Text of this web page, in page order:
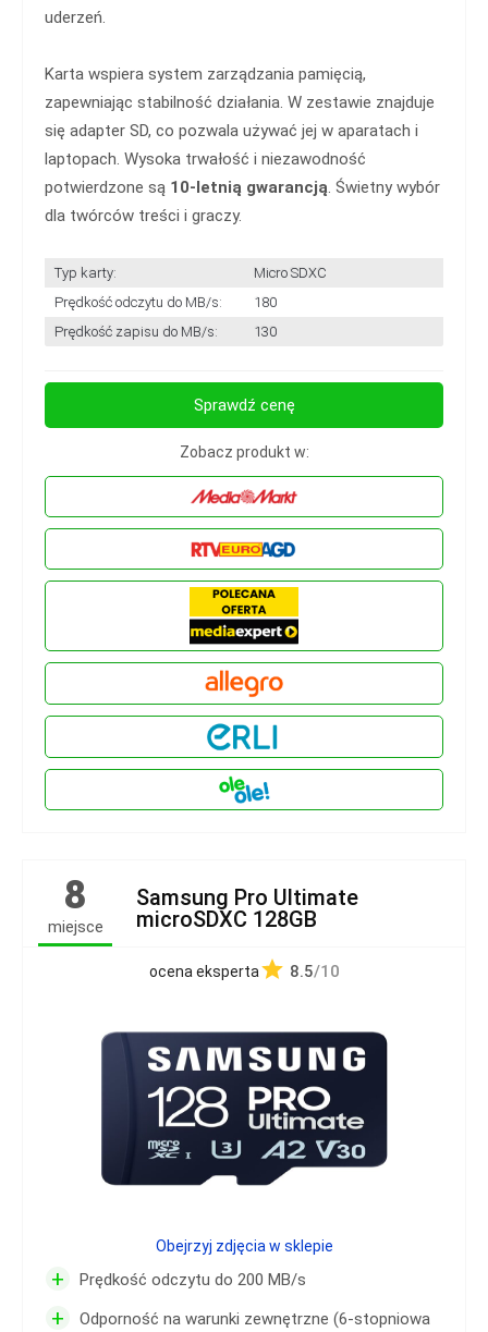
uderzeń.
Karta wspiera system zarządzania pamięcią,
zapewniając stabilność działania. W zestawie znajduje
się adapter SD, co pozwala używać jej w aparatach i
laptopach. Wysoka trwałość i niezawodność
potwierdzone są 10-letnią gwarancją. Świetny wybór
dla twórców treści i graczy.
Typ karty:
Micro SDXC
Prędkość odczytu do MB/s:
180
Prędkość zapisu do MB/s:
130
Sprawdź cenę
Zobacz produkt w:
8
miejsce
Samsung Pro Ultimate
microSDXC 128GB
ocena eksperta 8.5/10
+ Prędkość odczytu do 200 MB/s
+
Odporność na warunki zewnętrzne (6-stopniowa
Obejrzyj zdjęcia w sklepie